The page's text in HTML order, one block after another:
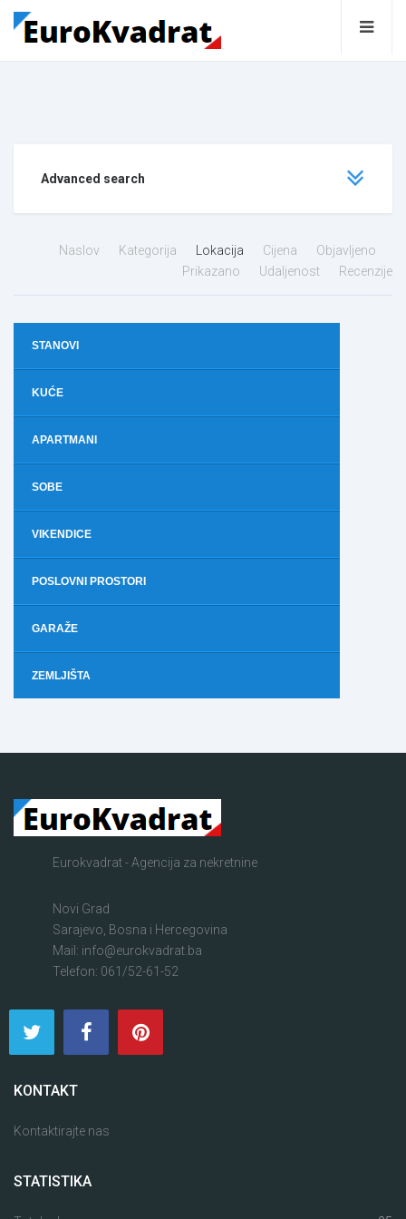
Advanced search
Naslov Kategorija Lokacija Cijena
Objavljeno
Prikazano
Udaljenost Recenzije
STANOVI
KUĆE
APARTMANI
SOBE
VIKENDICE
POSLOVNI PROSTORI
GARAŽE
ZEMLJIŠTA
Eurokvadrat - Agencija za nekretnine
Novi Grad
Sarajevo, Bosna i Hercegovina
Mail: info@eurokvadrat.ba
Telefon: 061/52-61-52
KONTAKT
Kontaktirajte nas
STATISTIKA